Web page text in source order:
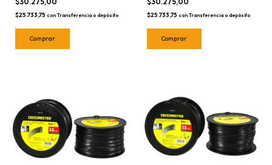
$25.733,75 con Transferencia o depósito $25.733,75 con Transferencia o depósito